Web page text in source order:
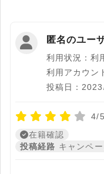
匿名のユー
利用状況：利
利用アカウン
投稿日：
4/5
在籍確認
投稿経路 キャンペー